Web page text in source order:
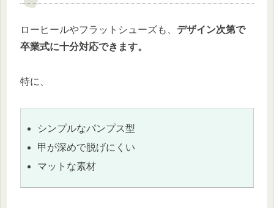
ローヒールやフラットシューズも、 デザイン次第で
卒業式に十分対応できます。
特に、
シンプルなパンプス型
甲が深めで脱げにくい
マットな素材